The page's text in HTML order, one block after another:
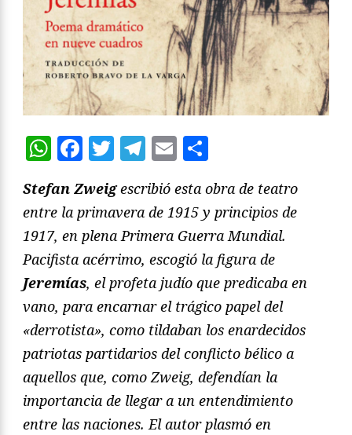
WhatsApp
Facebook
Twitter
Telegram
Email
Stefan Zweigescribió esta obra de teatro
entre la primavera de 1915 y principios de
1917, en plena Primera Guerra Mundial.
Pacifista acérrimo, escogió la figura de
Jeremías, el profeta judío que predicaba en
vano, para encarnar el trágico papel del
«derrotista», como tildaban los enardecidos
patriotas partidarios del conflicto bélico a
aquellos que, como Zweig, defendían la
importancia de llegar a un entendimiento
entre las naciones. El autor plasmó en